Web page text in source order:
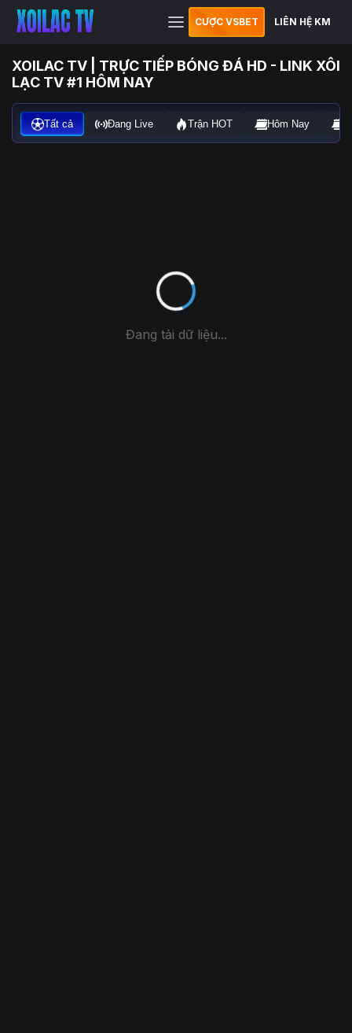
CƯỢC VSBET LIÊN HỆ KM
XOILAC TV | TRỰC TIẾP BÓNG ĐÁ HD - LINK XÔI
LẠC TV #1 HÔM NAY
Tất cả Đang Live Trận HOT Hôm Nay
Đang tải dữ liệu...